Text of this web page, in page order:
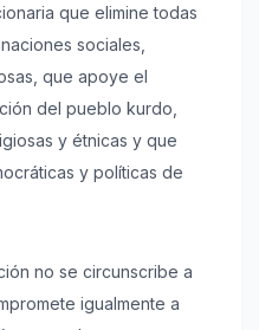
que elimine todas
sociales,
que apoye el
del pueblo kurdo,
y étnicas y que
y políticas de
no se circunscribe a
igualmente a